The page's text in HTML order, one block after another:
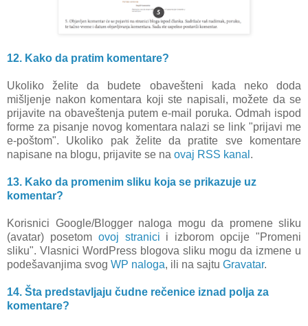
12. Kako da pratim komentare?
Ukoliko želite da budete obavešteni kada neko doda
mišljenje nakon komentara koji ste napisali, možete da se
prijavite na obaveštenja putem e-mail poruka. Odmah ispod
forme za pisanje novog komentara nalazi se link "prijavi me
e-poštom". Ukoliko pak želite da pratite sve komentare
napisane na blogu, prijavite se na ovaj RSS kanal .
13. Kako da promenim sliku koja se prikazuje uz
komentar?
Korisnici Google/Blogger naloga mogu da promene sliku
(avatar) posetom ovoj stranici i izborom opcije "Promeni
sliku". Vlasnici WordPress blogova sliku mogu da izmene u
podešavanjima svog WP naloga, ili na sajtu Gravatar.
14. Šta predstavljaju čudne rečenice iznad polja za
komentare?